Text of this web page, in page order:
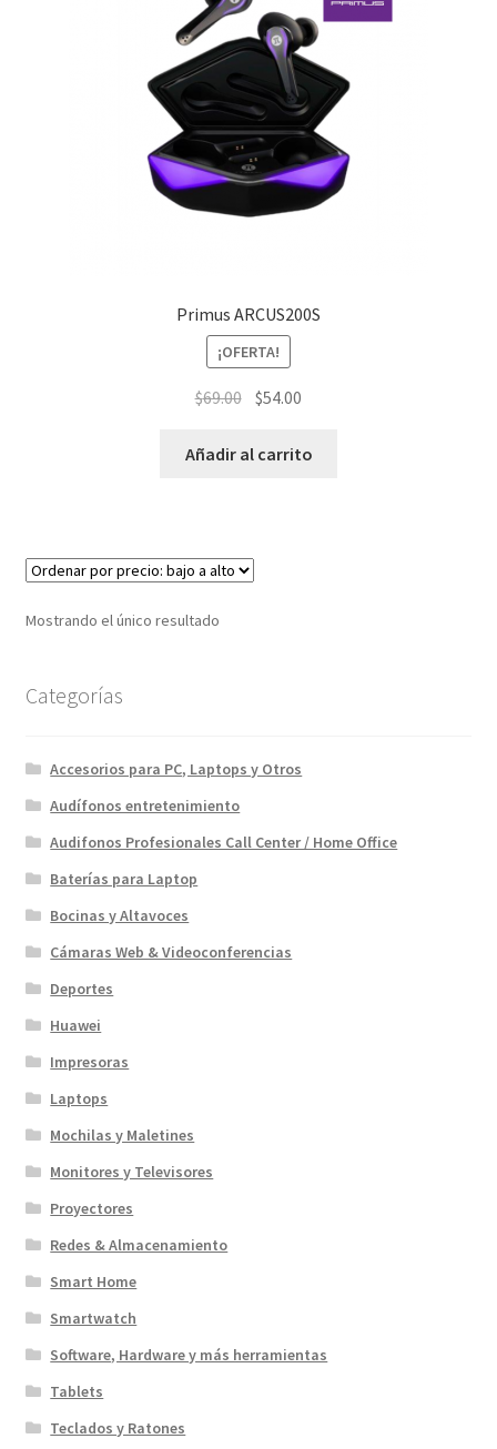
Primus ARCUS200S
¡OFERTA!
$69.00 El
original
$54.00
actual
Añadir al carrito
Mostrando el único resultado
Categorías
Accesorios para PC, Laptops y Otros
Audífonos entretenimiento
Audifonos Profesionales Call Center / Home Office
Baterías para Laptop
Bocinas y Altavoces
Cámaras Web & Videoconferencias
Deportes
Huawei
Impresoras
Laptops
Mochilas y Maletines
Monitores y Televisores
Proyectores
Redes & Almacenamiento
Smart Home
Smartwatch
Software, Hardware y más herramientas
Tablets
Teclados y Ratones